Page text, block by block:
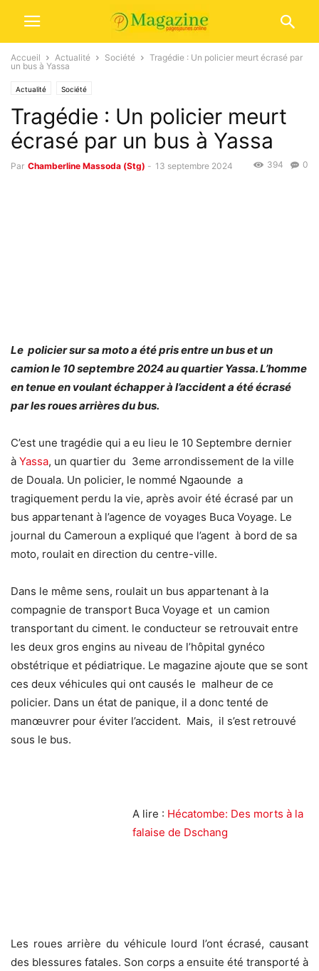
Accueil Actualité Société
Tragédie : Un policier meurt écrasé par
un bus à Yassa
Actualité Société
Tragédie : Un policier meurt
écrasé par un bus à Yassa
Par Chamberline Massoda (Stg) - 13 septembre 2024 0
394
Le policier sur sa moto a été pris entre un bus et un
camion le 10 septembre 2024 au quartier Yassa. L’homme
en tenue en voulant échapper à l’accident a été écrasé
par les roues arrières du bus.
C’est une tragédie qui a eu lieu le 10 Septembre dernier
à Yassa, un quartier du 3eme arrondissement de la ville
de Douala. Un policier, le nommé Ngaounde a
tragiquement perdu la vie, après avoir été écrasé par un
bus appartenant à l’agence de voyages Buca Voyage. Le
journal du Cameroun a expliqué que l’agent à bord de sa
moto, roulait en direction du centre-ville.
Dans le même sens, roulait un bus appartenant à la
compagnie de transport Buca Voyage et un camion
transportant du ciment. le conducteur se retrouvait entre
les deux gros engins au niveau de l’hôpital gynéco
obstétrique et pédiatrique. Le magazine ajoute que se sont
ces deux véhicules qui ont causés le malheur de ce
policier. Dans un état de panique, il a donc tenté de
manœuvrer pour éviter l’accident. Mais, il s’est retrouvé
sous le bus.
A lire : Hécatombe: Des morts à la
falaise de Dschang
Les roues arrière du véhicule lourd l’ont écrasé, causant
des blessures fatales. Son corps a ensuite été transporté à